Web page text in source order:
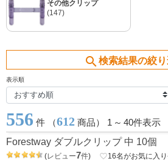
その他クリップ
(147)
search 検索結果の絞
表示順
556 件 （612 商品） 1 ～ 40件表示
Forestway ダブルクリップ 中 10個
(レビュー7件) favorite_border16名がお気に入